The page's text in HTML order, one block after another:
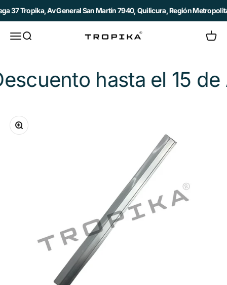
Tropika, Av General San Martín 7940, Quilicura, Región
Abrir menú de navegación
Abrir búsqueda Tropika Abrir
hasta el 15 de
Zoom